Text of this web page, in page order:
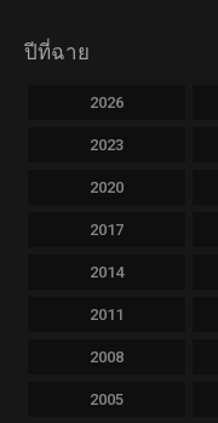
ปีที่ฉาย
2026
2023
2020
2017
2014
2011
2008
2005